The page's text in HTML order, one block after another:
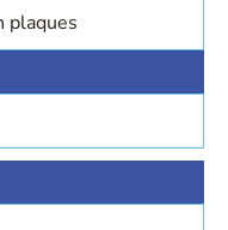
plaques